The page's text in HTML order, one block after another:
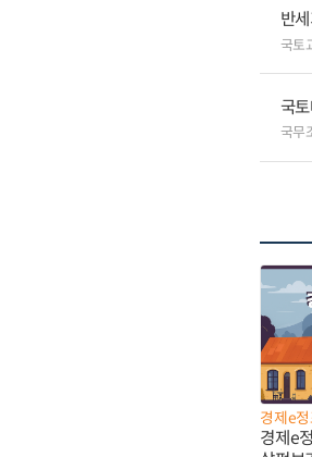
반
국토
국
국무
경제e
경제e